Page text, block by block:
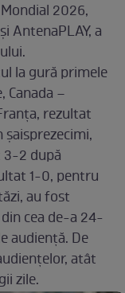
2026,
AntenaPLAY, a
la gură primele
Canada –
rezultat
3-2 după
1-0, pentru
au fost
cea de-a 24-
audienţă. De
atât
zile.